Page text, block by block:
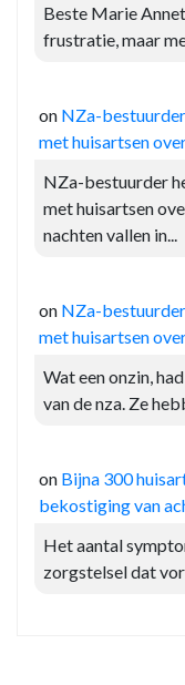
Beste Marie
frustratie, maar
on NZa-
met huisartsen
NZa-bestuurder
met huisartsen
nachten vallen in...
on NZa-
met huisartsen
Wat een onzin,
van de nza. Ze
on Bijna 300
bekostiging van
Het aantal
zorgstelsel dat